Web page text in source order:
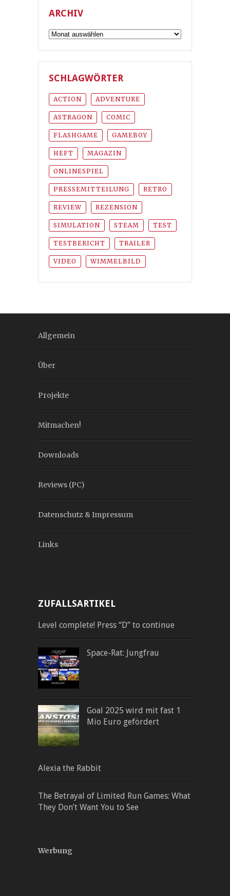
ARCHIV
Archiv
SCHLAGWÖRTER
ACTION ADVENTURE
ASTRAGON COMIC
FLASHGAME GAMEBOY
HEFT MAGAZIN
ONLINESPIEL
PRESSEMITTEILUNG RETRO
REVIEW REZENSION
SIMULATION STEAM TEST
TESTBERICHT TRAILER
VIDEO WIMMELBILD
Allgemein
Über
Projekte
Mitmachen!
Downloads
Reviews (PC)
Datenschutz & Impressum
Links
ZUFALLSARTIKEL
Level complete! Press “D” to continue
Space-Rat: Jungfrau
Goal 2025 wird mit fast 1
Mio Euro gefördert
Alexia the Rabbit
The Betrayal of Limited Run Games: What
They Don’t Want You to See
Werbung